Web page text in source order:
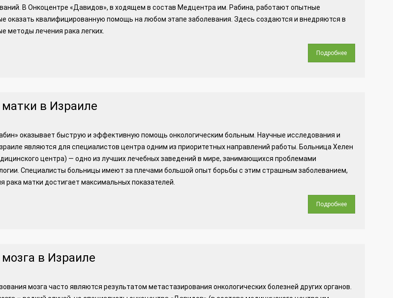
В Онкоцентре «Давидов», в ходящем в состав Медцентра им. Рабина, работают опытные
оказать квалифицированную помощь на любом этапе заболевания. Здесь создаются и внедряются в
методы лечения рака легких.
Подробнее
в Израиле
оказывает быструю и эффективную помощь онкологическим больным. Научные исследования и
являются для специалистов центра одним из приоритетных направлений работы. Больница Хелен
центра) — одно из лучших лечебных заведений в мире, занимающихся проблемами
Специалисты больницы имеют за плечами большой опыт борьбы с этим страшным заболеванием,
рака матки достигает максимальных показателей.
Подробнее
в Израиле
мозга часто являются результатом метастазирования онкологических болезней других органов.